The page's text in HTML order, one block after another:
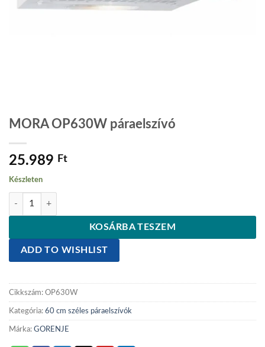
MORA OP630W páraelszívó
25.989 Ft
Készleten
MORA OP630W páraelszívó mennyiség
KOSÁRBA TESZEM
ADD TO WISHLIST
Cikkszám: OP630W
Kategória: 60 cm széles páraelszívók
Márka: GORENJE